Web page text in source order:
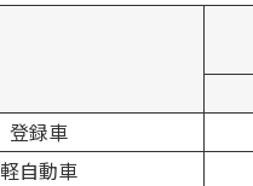
登録車
軽自動車